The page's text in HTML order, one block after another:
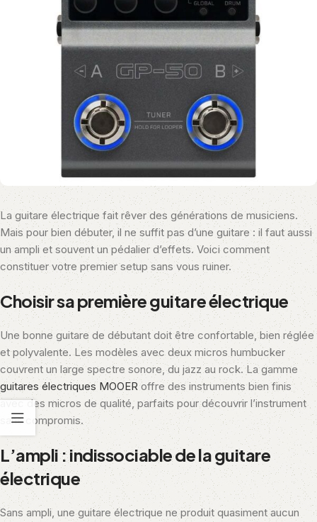
La guitare électrique fait rêver des générations de musiciens.
Mais pour bien débuter, il ne suffit pas d’une guitare : il faut aussi
un ampli et souvent un pédalier d’effets. Voici comment
constituer votre premier setup sans vous ruiner.
Choisir sa première guitare électrique
Une bonne guitare de débutant doit être confortable, bien réglée
et polyvalente. Les modèles avec deux micros humbucker
couvrent un large spectre sonore, du jazz au rock. La gamme
guitares électriques MOOERoffre des instruments bien finis
avec des micros de qualité, parfaits pour découvrir l’instrument
sans compromis.
L’ampli : indissociable de la guitare
électrique
Sans ampli, une guitare électrique ne produit quasiment aucun